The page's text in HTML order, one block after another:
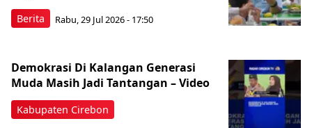
Berita Rabu, 29 Jul 2026 - 17:50
Kabupaten Cirebon
Demokrasi Di Kalangan Generasi
Muda Masih Jadi Tantangan – Video